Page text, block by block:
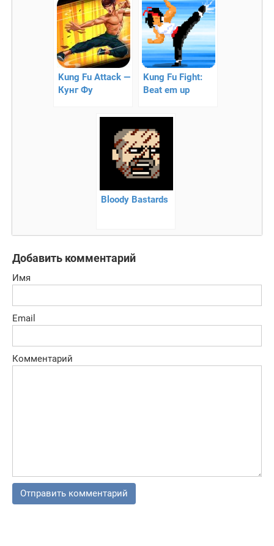
Kung Fu Attack —
Кунг Фу
Kung Fu Fight:
Beat em up
Bloody Bastards
Добавить комментарий
Имя
Email
Комментарий